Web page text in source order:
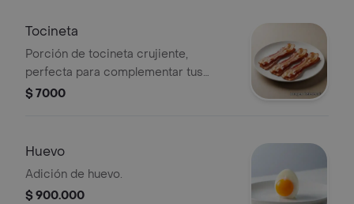
Tocineta
Porción de tocineta crujiente,
perfecta para complementar tus
comidas.
$ 7000
Huevo
Adición de huevo.
$ 900.000